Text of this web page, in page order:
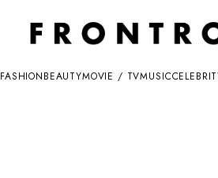
FASHIONBEAUTYMOVIE / TVMUSIC